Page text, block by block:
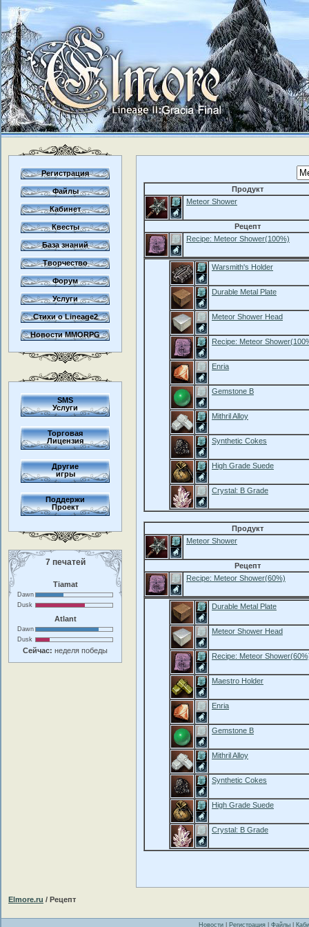
Регистрация
Файлы
Кабинет
Квесты
База знаний
Творчество
Форум
Услуги
Стихи о Lineage2
Новости MMORPG
SMS
Услуги
Торговая
Лицензия
Другие
игры
Поддержи
Проект
7 печатей
Tiamat
Dawn
Dusk
Atlant
Dawn
Dusk
Сейчас: неделя победы
Продукт
Meteor Shower
Рецепт
Recipe: Meteor Shower(100%)
Warsmith's Holder
Durable Metal Plate
Meteor Shower Head
Recipe: Meteor
Enria
Gemstone B
Mithril Alloy
Synthetic Cokes
High Grade Suede
Crystal: B Grade
Продукт
Meteor Shower
Рецепт
Recipe: Meteor Shower(60%)
Durable Metal Plate
Meteor Shower Head
Recipe: Meteor
Maestro Holder
Enria
Gemstone B
Mithril Alloy
Synthetic Cokes
High Grade Suede
Crystal: B Grade
Elmore.ru / Рецепт
Новости| Регистрация| Файлы|